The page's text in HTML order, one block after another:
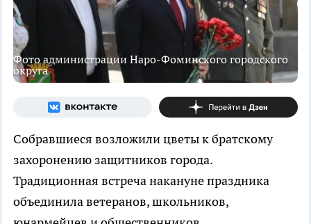
Фото администрации Наро-Фоминского городского
округа
Собравшиеся возложили цветы к братскому
захоронению защитников города.
Традиционная встреча накануне праздника
объединила ветеранов, школьников,